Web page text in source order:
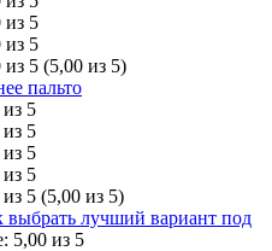
(5,00 из 5)
пальто
(5,00 из 5)
лучший вариант под